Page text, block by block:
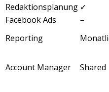
Redaktionsplanung ✓
Facebook Ads
–
Reporting
Account Manager Shared